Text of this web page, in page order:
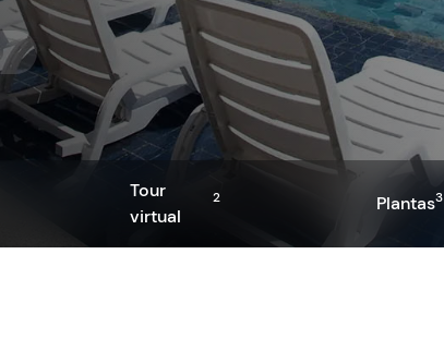
Tour
virtual
2 Plantas3